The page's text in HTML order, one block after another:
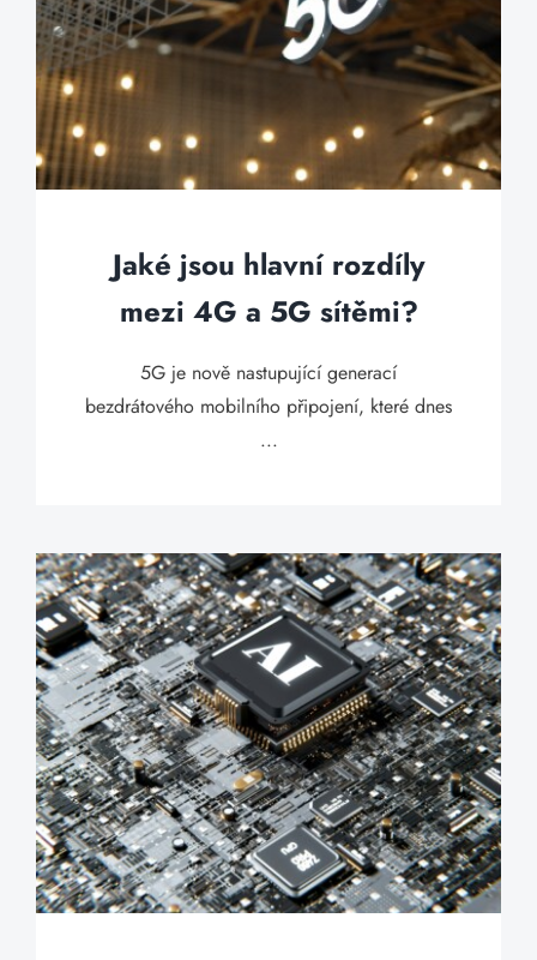
Jaké jsou hlavní rozdíly
mezi 4G a 5G sítěmi?
5G je nově nastupující generací
bezdrátového mobilního připojení, které dnes
...